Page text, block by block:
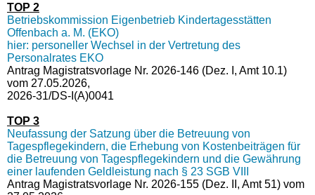
TOP 2
Betriebskommission Eigenbetrieb Kindertagesstätten
Offenbach a. M. (EKO)
hier: personeller Wechsel in der Vertretung des
Personalrates EKO
Antrag Magistratsvorlage Nr. 2026-146 (Dez. I, Amt 10.1)
vom 27.05.2026,
2026-31/DS-I(A)0041
TOP 3
Neufassung der Satzung über die Betreuung von
Tagespflegekindern, die Erhebung von Kostenbeiträgen für
die Betreuung von Tagespflegekindern und die Gewährung
einer laufenden Geldleistung nach § 23 SGB VIII
Antrag Magistratsvorlage Nr. 2026-155 (Dez. II, Amt 51) vom